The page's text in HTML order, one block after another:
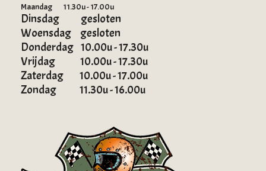
Maandag 11.30u - 17.00u
Dinsdag gesloten
Woensdag gesloten
Donderdag 10.00u - 17.30u
Vrijdag 10.00u - 17.30u
Zaterdag 10.00u - 17.00u
Zondag 11.30u - 16.00u